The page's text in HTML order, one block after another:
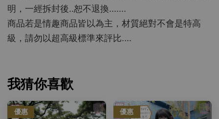
明，一經拆封後..恕不退換.......
商品若是情趣商品皆以為主，材質絕對不會是特高
級，請勿以超高級標準來評比....
我猜你喜歡
優惠 優惠